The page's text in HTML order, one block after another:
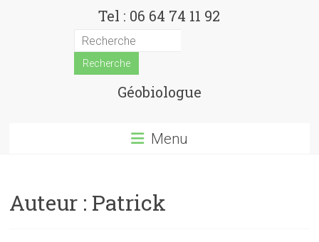
Tel : 06 64 74 11 92
Géobiologue
Menu
Auteur : Patrick